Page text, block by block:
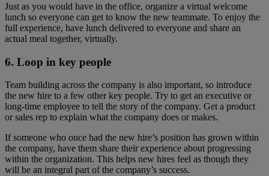
Just as you would have in the office, organize a virtual welcome
lunch so everyone can get to know the new teammate. To enjoy the
full experience, have lunch delivered to everyone and share an
actual meal together, virtually.
6. Loop in key people
Team building across the company is also important, so introduce
the new hire to a few other key people. Try to get an executive or
long-time employee to tell the story of the company. Get a product
or sales rep to explain what the company does or makes.
If someone who once had the new hire’s position has grown within
the company, have them share their experience about progressing
within the organization. This helps new hires feel as though they
will be an integral part of the company’s success.